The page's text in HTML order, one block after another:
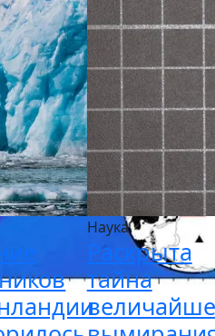
Наука
Раскрыта
тайна